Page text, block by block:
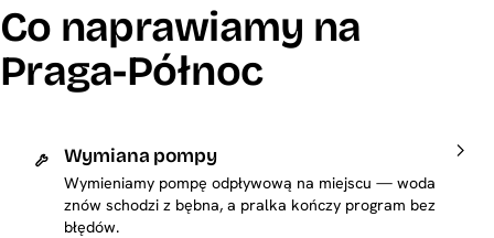
Co naprawiamy na
Praga-Północ
Wymiana pompy
Wymieniamy pompę odpływową na miejscu — woda
znów schodzi z bębna, a pralka kończy program bez
błędów.